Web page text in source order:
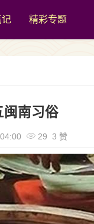
记 精彩专题
闽南习俗
29 3 赞